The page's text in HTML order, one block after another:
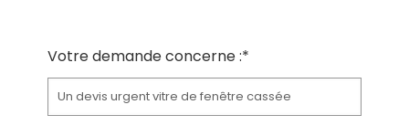
Votre demande concerne :*